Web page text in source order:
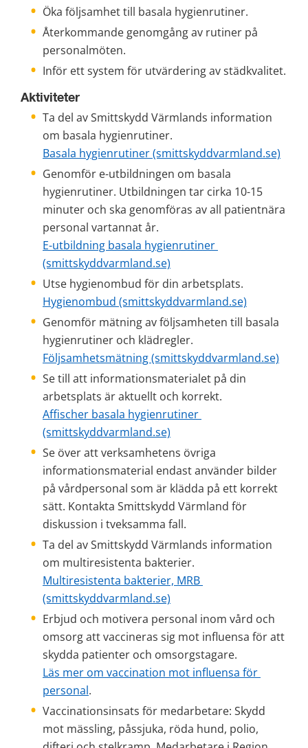
Öka följsamhet till basala hygienrutiner.
Återkommande genomgång av rutiner på
personalmöten.
Inför ett system för utvärdering av städkvalitet.
Aktiviteter
Ta del av Smittskydd Värmlands information
om basala hygienrutiner.
Basala hygienrutiner (smittskyddvarmland.se)
Genomför e-utbildningen om basala
hygienrutiner. Utbildningen tar cirka 10-15
minuter och ska genomföras av all patientnära
personal vartannat år.
E-utbildning basala hygienrutiner
(smittskyddvarmland.se)
Utse hygienombud för din arbetsplats.
Hygienombud (smittskyddvarmland.se)
Genomför mätning av följsamheten till basala
hygienrutiner och klädregler.
Följsamhetsmätning (smittskyddvarmland.se)
Se till att informationsmaterialet på din
arbetsplats är aktuellt och korrekt.
Affischer basala hygienrutiner
(smittskyddvarmland.se)
Se över att verksamhetens övriga
informationsmaterial endast använder bilder
på vårdpersonal som är klädda på ett korrekt
sätt. Kontakta Smittskydd Värmland för
diskussion i tveksamma fall.
Ta del av Smittskydd Värmlands information
om multiresistenta bakterier.
Multiresistenta bakterier, MRB
(smittskyddvarmland.se)
Erbjud och motivera personal inom vård och
omsorg att vaccineras sig mot influensa för att
skydda patienter och omsorgstagare.
Läs mer om vaccination mot influensa för
personal.
Vaccinationsinsats för medarbetare: Skydd
mot mässling, påssjuka, röda hund, polio,